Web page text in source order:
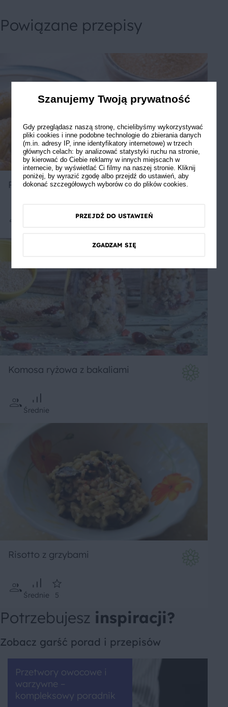
Powiązane przepisy
Pierogi (kluski) leniwe z kaszą manną
Komosa ryżowa z bakaliami
Średnie
Risotto z grzybami
Średnie 5
Potrzebujesz inspiracji?
Zobacz garść porad i przepisów
Przetwory owocowe i
warzywne –
kompleksowy poradnik
Szanujemy Twoją prywatność
Gdy przeglądasz naszą stronę, chcielibyśmy wykorzystywać
pliki cookies i inne podobne technologie do zbierania danych
(m.in. adresy IP, inne identyfikatory internetowe) w trzech
głównych celach: by analizować statystyki ruchu na stronie,
by kierować do Ciebie reklamy w innych miejscach w
internecie, by wyświetlać Ci filmy na naszej stronie. Kliknij
poniżej, by wyrazić zgodę albo przejdź do ustawień, aby
dokonać szczegółowych wyborów co do plików cookies.
PRZEJDŹ DO USTAWIEŃ
ZGADZAM SIĘ